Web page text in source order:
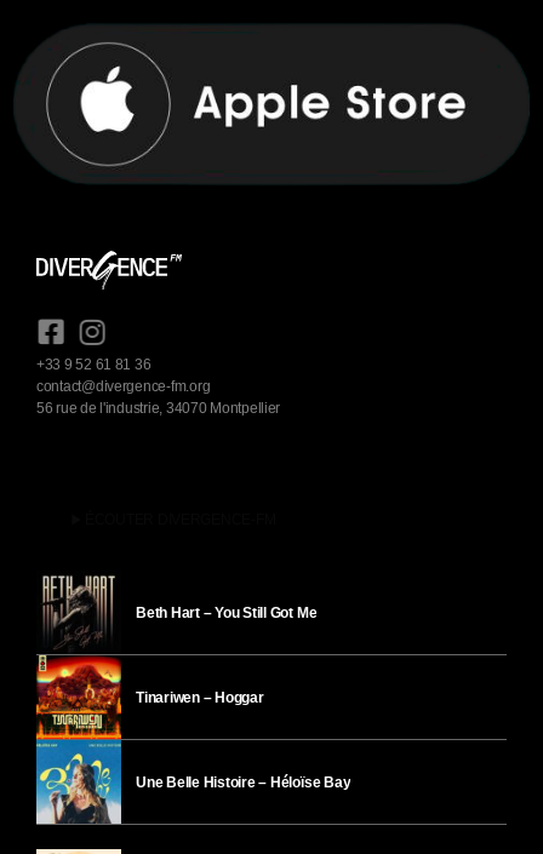
+33 9 52 61 81 36
contact@divergence-fm.org
56 rue de l'industrie, 34070 Montpellier
Beth Hart – You Still Got Me
Tinariwen – Hoggar
Une Belle Histoire – Héloïse Bay